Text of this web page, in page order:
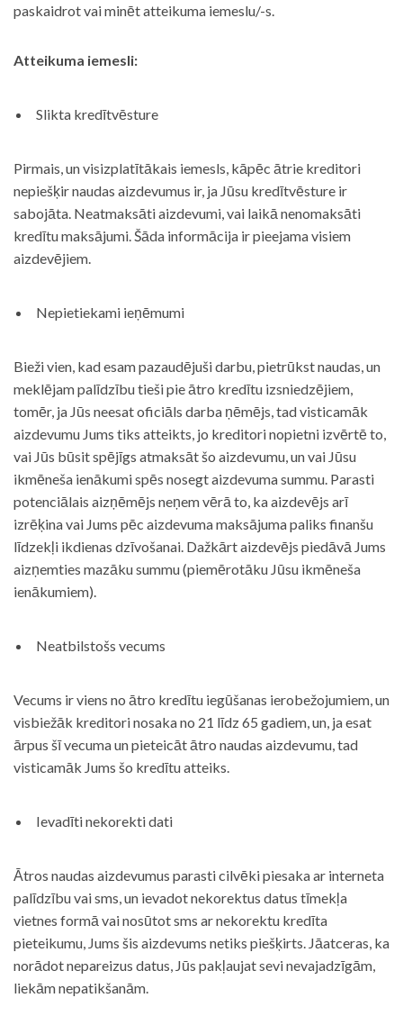
paskaidrot vai minēt atteikuma iemeslu/-s.
Atteikuma iemesli:
Slikta kredītvēsture
Pirmais, un visizplatītākais iemesls, kāpēc ātrie kreditori
nepiešķir naudas aizdevumus ir, ja Jūsu kredītvēsture ir
sabojāta. Neatmaksāti aizdevumi, vai laikā nenomaksāti
kredītu maksājumi. Šāda informācija ir pieejama visiem
aizdevējiem.
Nepietiekami ieņēmumi
Bieži vien, kad esam pazaudējuši darbu, pietrūkst naudas, un
meklējam palīdzību tieši pie ātro kredītu izsniedzējiem,
tomēr, ja Jūs neesat oficiāls darba ņēmējs, tad visticamāk
aizdevumu Jums tiks atteikts, jo kreditori nopietni izvērtē to,
vai Jūs būsit spējīgs atmaksāt šo aizdevumu, un vai Jūsu
ikmēneša ienākumi spēs nosegt aizdevuma summu. Parasti
potenciālais aizņēmējs neņem vērā to, ka aizdevējs arī
izrēķina vai Jums pēc aizdevuma maksājuma paliks finanšu
līdzekļi ikdienas dzīvošanai. Dažkārt aizdevējs piedāvā Jums
aizņemties mazāku summu (piemērotāku Jūsu ikmēneša
ienākumiem).
Neatbilstošs vecums
Vecums ir viens no ātro kredītu iegūšanas ierobežojumiem, un
visbiežāk kreditori nosaka no 21 līdz 65 gadiem, un, ja esat
ārpus šī vecuma un pieteicāt ātro naudas aizdevumu, tad
visticamāk Jums šo kredītu atteiks.
Ievadīti nekorekti dati
Ātros naudas aizdevumus parasti cilvēki piesaka ar interneta
palīdzību vai sms, un ievadot nekorektus datus tīmekļa
vietnes formā vai nosūtot sms ar nekorektu kredīta
pieteikumu, Jums šis aizdevums netiks piešķirts. Jāatceras, ka
norādot nepareizus datus, Jūs pakļaujat sevi nevajadzīgām,
liekām nepatikšanām.